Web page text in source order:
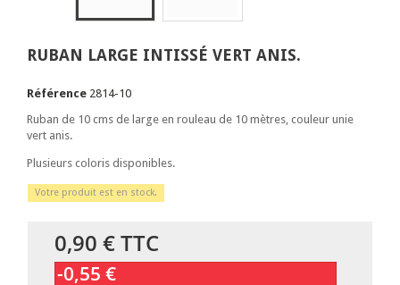
RUBAN LARGE INTISSÉ VERT ANIS.
Référence 2814-10
Ruban de 10 cms de large en rouleau de 10 mètres, couleur unie
vert anis.
Plusieurs coloris disponibles.
Votre produit est en stock.
0,90 €TTC
-0,55 €